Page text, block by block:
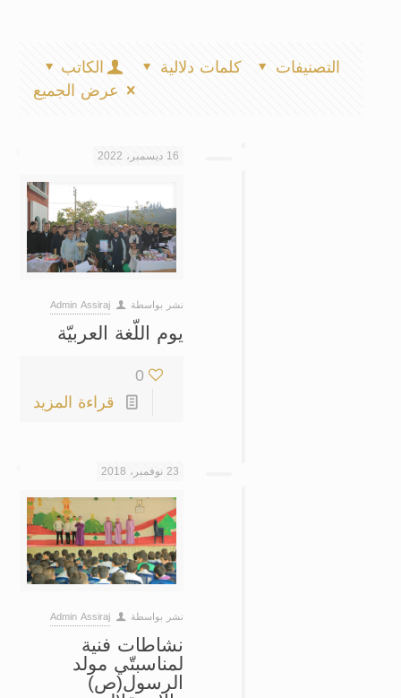
التصنيفات كلمات دلالية الكاتب
عرض الجميع
16 ديسمبر، 2022
نشر بواسطة Admin Assiraj
يوم اللّغة العربيّة
0
قراءة المزيد
23 نوفمبر، 2018
نشر بواسطة Admin Assiraj
نشاطات فنية
لمناسبتّي مولد
الرسول(ص)